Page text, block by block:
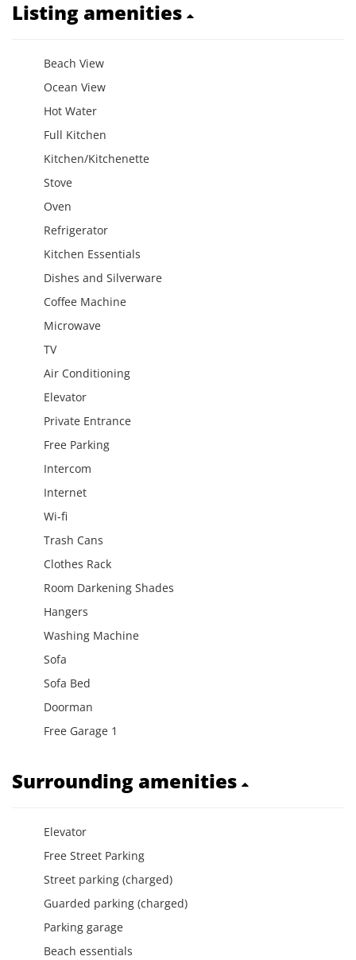
Listing amenities
Beach View
Ocean View
Hot Water
Full Kitchen
Kitchen/Kitchenette
Stove
Oven
Refrigerator
Kitchen Essentials
Dishes and Silverware
Coffee Machine
Microwave
TV
Air Conditioning
Elevator
Private Entrance
Free Parking
Intercom
Internet
Wi-fi
Trash Cans
Clothes Rack
Room Darkening Shades
Hangers
Washing Machine
Sofa
Sofa Bed
Doorman
Free Garage 1
Surrounding amenities
Elevator
Free Street Parking
Street parking (charged)
Guarded parking (charged)
Parking garage
Beach essentials